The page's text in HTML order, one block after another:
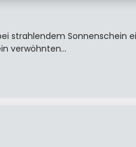
strahlendem Sonnenschein
verwöhnten…